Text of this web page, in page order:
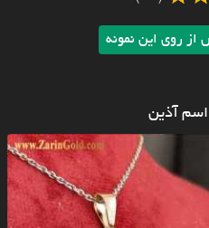
روی این نمونه
اسم آذین